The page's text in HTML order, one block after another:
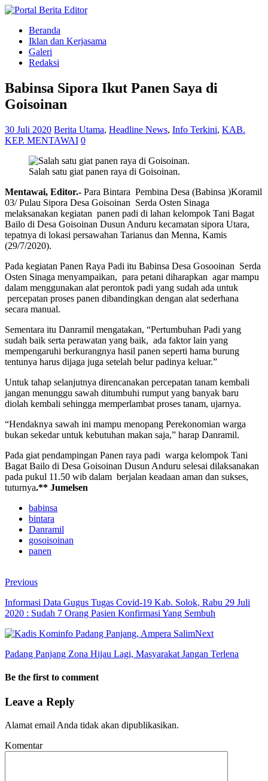
Beranda
Iklan dan Kerjasama
Galeri
Redaksi
Babinsa Sipora Ikut Panen Saya di
Goisoinan
30 Juli 2020 Berita Utama, Headline News, Info Terkini, KAB.
KEP. MENTAWAI 0
Salah satu giat panen raya di Goisoinan.
Mentawai, Editor.- Para Bintara Pembina Desa (Babinsa )Koramil
03/ Pulau Sipora Desa Goisoinan Serda Osten Sinaga
melaksanakan kegiatan panen padi di lahan kelompok Tani Bagat
Bailo di Desa Goisoinan Dusun Anduru kecamatan sipora Utara,
tepatnya di lokasi persawahan Tarianus dan Menna, Kamis
(29/7/2020).
Pada kegiatan Panen Raya Padi itu Babinsa Desa Gosooinan Serda
Osten Sinaga menyampaikan, para petani diharapkan agar mampu
dalam menggunakan alat perontok padi yang sudah ada untuk
percepatan proses panen dibandingkan dengan alat sederhana
secara manual.
Sementara itu Danramil mengatakan, “Pertumbuhan Padi yang
sudah baik serta perawatan yang baik, ada faktor lain yang
mempengaruhi berkurangnya hasil panen seperti hama burung
tentunya harus dijaga juga setelah belur padinya keluar.”
Untuk tahap selanjutnya direncanakan percepatan tanam kembali
jangan menunggu sawah ditumbuhi rumput yang banyak baru
diolah kembali sehingga memperlambat proses tanam, ujarnya.
“Hendaknya sawah ini mampu menopang Perekonomian warga
bukan sekedar untuk kebutuhan makan saja,” harap Danramil.
Pada giat pendampingan Panen raya padi warga kelompok Tani
Bagat Bailo di Desa Goisoinan Dusun Anduru selesai dilaksanakan
pada pukul 11.50 wib dalam berjalan keadaan aman dan sukses,
tuturnya.** Jumelsen
babinsa
bintara
Danramil
gosoisoinan
panen
Previous
Informasi Data Gugus Tugas Covid-19 Kab. Solok, Rabu 29 Juli
2020 : Sudah 7 Orang Pasien Konfirmasi Yang Sembuh
Next
Padang Panjang Zona Hijau Lagi, Masyarakat Jangan Terlena
Be the first to comment
Leave a Reply
Alamat email Anda tidak akan dipublikasikan.
Komentar